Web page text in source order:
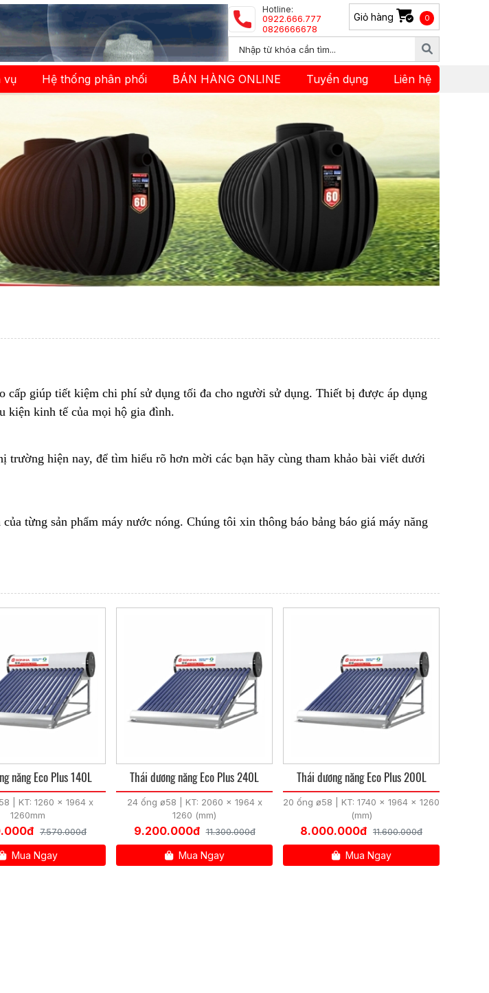
Hotline:
0922.666.777
0826666678
Giỏ hàng 0
vụ Hệ thống phân phối BÁN HÀNG ONLINE Tuyển dụng Liên hệ
cấp giúp tiết kiệm chi phí sử dụng tối đa cho người sử dụng. Thiết bị được áp dụng
kiện kinh tế của mọi hộ gia đình.
trường hiện nay, để tìm hiểu rõ hơn mời các bạn hãy cùng tham khảo bài viết dưới
từng sản phẩm máy nước nóng. Chúng tôi xin thông báo bảng báo giá máy năng
năng Eco Plus 140L
| KT: 1260 x 1964 x
1260mm
7.570.000đ
Mua Ngay
Thái dương năng Eco Plus 240L
24 ống ø58 | KT: 2060 x 1964 x
1260 (mm)
9.200.000đ 11.300.000đ
Mua Ngay
Thái dương năng Eco Plus 200L
20 ống ø58 | KT: 1740 x 1964 x 1260
(mm)
8.000.000đ 11.600.000đ
Mua Ngay